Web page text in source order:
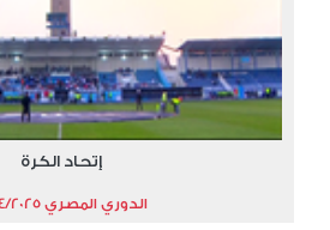
إتحاد الكرة
الدوري المصري 2024/2025